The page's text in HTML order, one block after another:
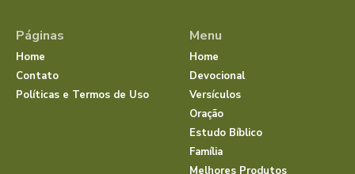
Páginas
Home
Contato
Políticas e Termos de Uso
Menu
Home
Devocional
Versículos
Oração
Estudo Bíblico
Família
Melhores Produtos